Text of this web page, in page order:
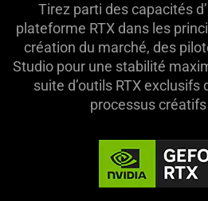
Tirez parti des capacités
plateforme RTX dans les
création du marché, des
Studio pour une stabilité
suite d’outils RTX
processus créatifs